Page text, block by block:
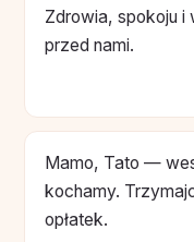
Zdrowia, spokoju i
przed nami.
Mamo, Tato —
kochamy.
opłatek.